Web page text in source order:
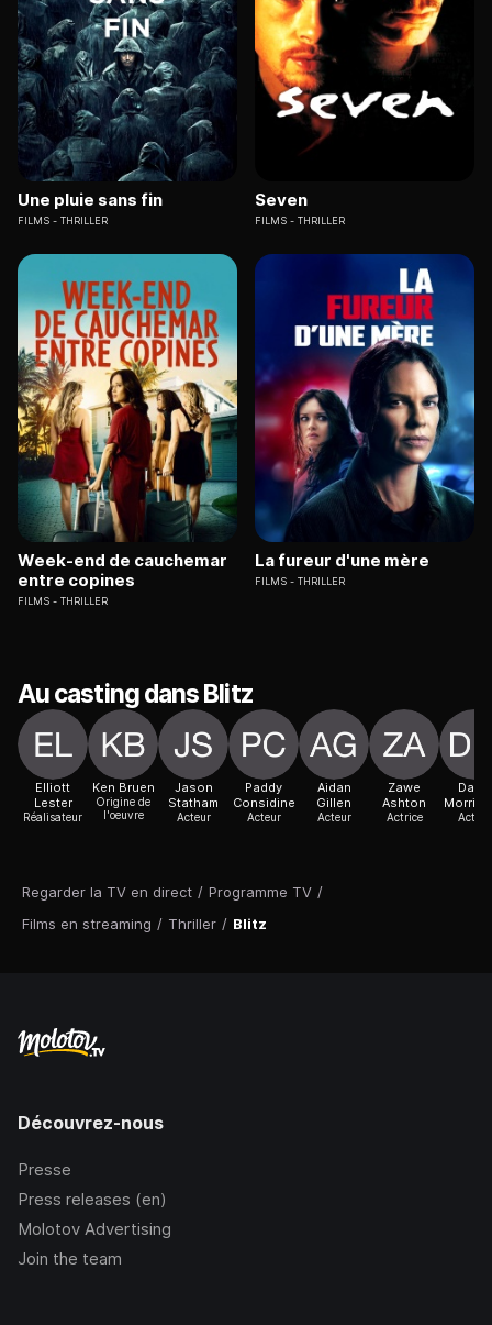
Regarder la TV en direct / Programme TV /
Films en streaming / Thriller / Blitz
Une pluie sans fin
FILMS THRILLER
Seven
FILMS THRILLER
Week-end de cauchemar
entre copines
FILMS THRILLER
La fureur d'une mère
FILMS THRILLER
Au casting dans Blitz
Elliott
Lester
Réalisateur
Ken Bruen
Origine de
l'oeuvre
Jason
Statham
Acteur
Paddy
Considine
Acteur
Aidan
Gillen
Acteur
Zawe
Ashton
Actrice
David
Acteur
Découvrez-nous
Presse
Press releases (en)
Molotov Advertising
Join the team